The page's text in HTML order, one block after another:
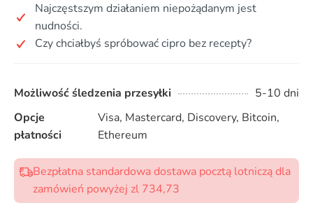
Najczęstszym działaniem niepożądanym jest
nudności.
Czy chciałbyś spróbować cipro bez recepty?
Możliwość śledzenia przesyłki
5-10 dni
Opcje
płatności
Visa, Mastercard, Discovery, Bitcoin,
Ethereum
Bezpłatna standardowa dostawa pocztą lotniczą dla
zamówień powyżej zl 734,73